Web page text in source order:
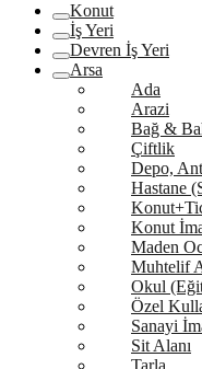
Konut
İş Yeri
Devren İş Yeri
Arsa
Ada
Arazi
Bağ &
Çiftlik
Depo,
Hastane
Konut
Maden
Muhtelif
Okul
Özel
Sanayi
Sit Alanı
Tarla